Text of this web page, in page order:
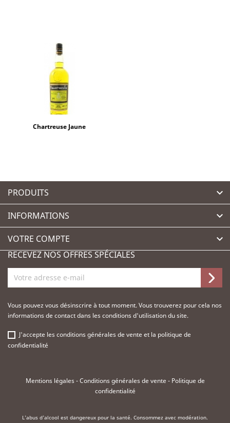
Chartreuse Jaune
PRODUITS 
INFORMATIONS 
VOTRE COMPTE 
RECEVEZ NOS OFFRES SPÉCIALES
Vous pouvez vous désinscrire à tout moment. Vous trouverez pour cela nos
informations de contact dans les conditions d'utilisation du site.
J'accepte lesconditions générales de vente et la politique de
confidentialité
Mentions légales-Conditions générales de vente - Politique de
confidentialité
L'abus d'alcool est dangereux pour la santé. Consommez avec modération.